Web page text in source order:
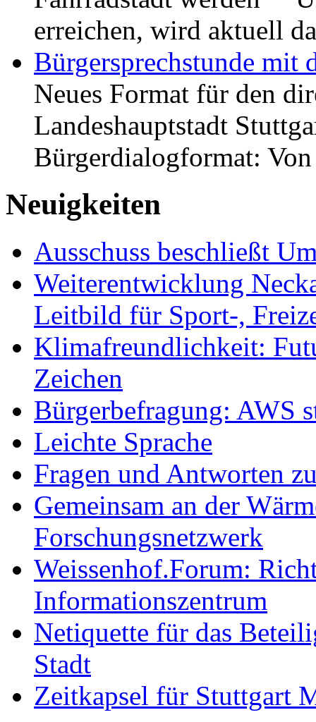
erreichen, wird aktuell
Bürgersprechstunde mit
Neues Format für den
Landeshauptstadt
Bürgerdialogformat:
Neuigkeiten
Ausschuss beschließt
Weiterentwicklung
Leitbild für Sport-,
Klimafreundlichkeit:
Zeichen
Bürgerbefragung: AWS
Leichte Sprache
Fragen und Antworten
Gemeinsam an der
Forschungsnetzwerk
Weissenhof.Forum:
Informationszentrum
Netiquette für das
Stadt
Zeitkapsel für Stuttgart